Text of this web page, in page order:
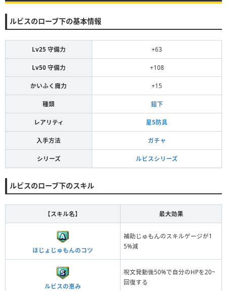
ルビスのローブ下の基本情報
Lv25 守備力 +63
Lv50 守備力 +108
かいふく魔力 +15
種類 鎧下
レアリティ 星5防具
入手方法 ガチャ
シリーズ ルビスシリーズ
ルビスのローブ下のスキル
【スキル名】 最大効果
ほじょじゅもんのコツ
補助じゅもんのスキルゲージが1
5%減
ルビスの恵み
呪文発動後50%で自分のHPを20~
回復する